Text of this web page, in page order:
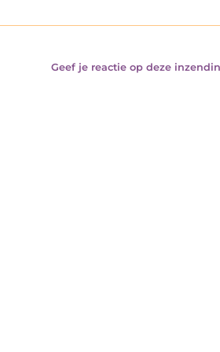
Geef je reactie op deze